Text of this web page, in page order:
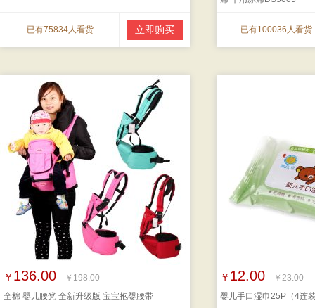
已有75834人看货 立即购买 已有100036人看货
￥ 136.00
￥198.00
全棉 婴儿腰凳 全新升级版 宝宝抱婴腰带
￥ 12.00
￥23.00
婴儿手口湿巾25P（4连